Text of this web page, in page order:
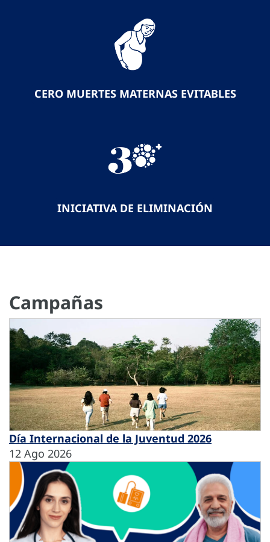
CERO MUERTES MATERNAS EVITABLES
INICIATIVA DE ELIMINACIÓN
Campañas
Día Internacional de la Juventud 2026
12 Ago 2026